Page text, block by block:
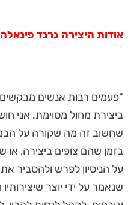
אודות היצירה גרנד
"פעמים רבות אנשים
ביצירת מחול מסוימת. אני
שחשוב זה מה שקורה על
בזמן שהם צופים ביצירה,
על הניסיון לפרש ולהסביר
שנאמר על ידי יוצר